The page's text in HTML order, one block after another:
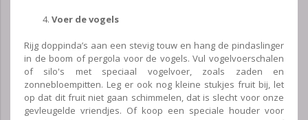
Voer de vogels
Rijg doppinda’s aan een stevig touw en hang de pindaslinger
in de boom of pergola voor de vogels. Vul vogelvoerschalen
of silo's met speciaal vogelvoer, zoals zaden en
zonnebloempitten. Leg er ook nog kleine stukjes fruit bij, let
op dat dit fruit niet gaan schimmelen, dat is slecht voor onze
gevleugelde vriendjes. Of koop een speciale houder voor